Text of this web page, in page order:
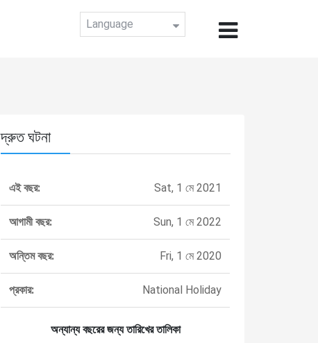
Language
দ্রুত ঘটনা
এই বছর: Sat, 1 মে 2021
আগামী বছর: Sun, 1 মে 2022
অন্তিম বছর: Fri, 1 মে 2020
প্রকার: National Holiday
অন্যান্য বছরের জন্য তারিখের তালিকা